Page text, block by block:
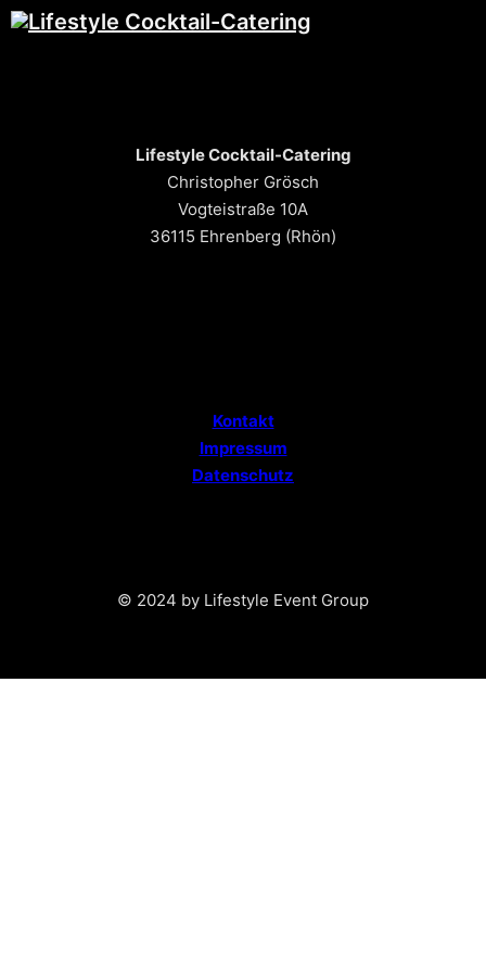
Lifestyle Cocktail-Catering
Christopher Grösch
Vogteistraße 10A
36115 Ehrenberg (Rhön)
Kontakt
Impressum
Datenschutz
© 2024 by Lifestyle Event Group